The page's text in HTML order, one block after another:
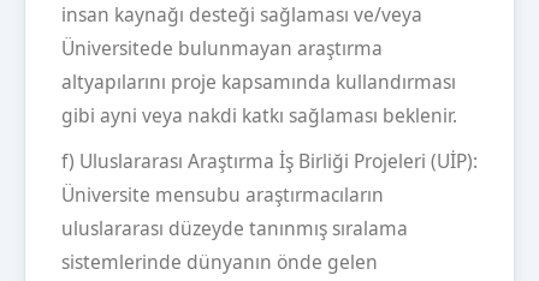
insan kaynağı desteği sağlaması ve/veya
Üniversitede bulunmayan araştırma
altyapılarını proje kapsamında kullandırması
gibi ayni veya nakdi katkı sağlaması beklenir.
f) Uluslararası Araştırma İş Birliği Projeleri (UİP):
Üniversite mensubu araştırmacıların
uluslararası düzeyde tanınmış sıralama
sistemlerinde dünyanın önde gelen